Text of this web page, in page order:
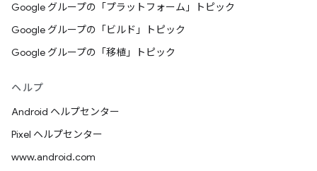
Google グループの「プラットフォーム」トピック
Google グループの「ビルド」トピック
Google グループの「移植」トピック
ヘルプ
Android ヘルプセンター
Pixel ヘルプセンター
www.android.com